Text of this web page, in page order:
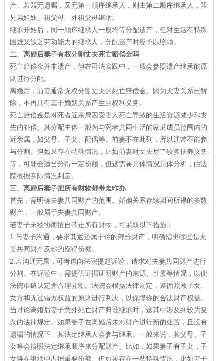
产。若既无遗嘱，又无第一顺序继承人，则由第二顺序继承人，即
兄弟姐妹、祖父母、外祖父母继承。
继承开始后，同一顺序继承人一般均等分配遗产，但对生活有特殊
困难又缺乏劳动能力的继承人，分配遗产时应予以照顾。
二、离婚后妻子有权分割丈夫死亡赔偿金吗
死亡赔偿金并非遗产，但在司法实践中，一般会参照遗产继承的原
则进行分配。
离婚后，前妻通常无权分割丈夫的死亡赔偿金。因为夫妻关系已解
除，不再具有基于婚姻关系产生的权利义务。
死亡赔偿金是对死者近亲属因受害人死亡导致的生活资源减少和丧
失的补偿。其分配主体一般为与死者共同生活的家庭成员范围内的
近亲属，如父母、子女、配偶等。前妻不在此列，所以通常不能参
与分割。但如果存在特殊情况，比如前妻对丈夫尽了较多扶养义务
等，可能会适当分得一定份额，但这需要具体情况具体分析，由法
院根据实际情况判定。
三、离婚后妻子把所有财物都带走咋办
首先，需明确夫妻共同财产的范围。婚姻关系存续期间所得的多数
财产，一般属于夫妻共同财产。
若妻子未经协商擅自带走所有财物，可采取以下措施：
1.与妻子沟通，要求其返还属于你的部分财产，明确指出哪些是夫
妻共同财产及你的应得份额。
2.若沟通无果，可考虑向法院提起诉讼，请求对夫妻共同财产进行
分割。在诉讼中，需提供证据证明财产的来源、性质等情况，以便
法院准确认定并合理分割。法院会根据法律规定，遵循照顾子女、
女方和无过错方权益的原则进行判决，以保障你的合法财产权益。
当讨论离婚后妻子意外死亡财产归谁继承时，这其中涉及到较为复
杂的法律规定。如果妻子在离婚后未对财产进行新的处置，且没有
遗嘱的情况下，其法定继承人会参与继承。一般来说，其父母、子
女等会按照法定继承顺序来分配财产。比如，如果妻子有子女，子
女将在继承中占据重要份额。但如果存在一些特殊情况，比如妻子